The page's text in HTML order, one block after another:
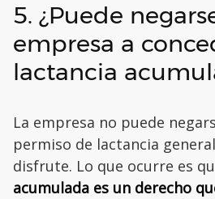
5. ¿Puede
empresa a
lactancia
La empresa no puede
permiso de lactancia
disfrute. Lo que ocurre es
acumulada es un derecho